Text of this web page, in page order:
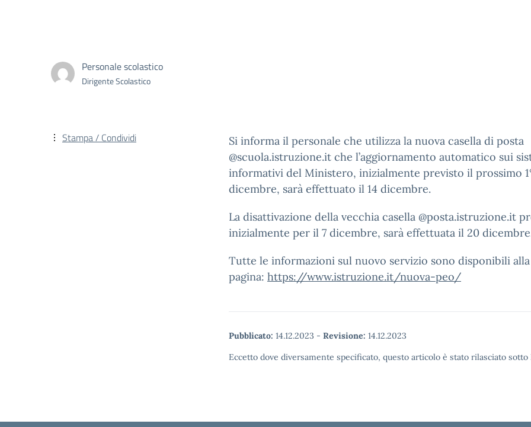
Personale scolastico
Dirigente Scolastico
Si informa il personale che utilizza la nuova casella di posta
@scuola.istruzione.it che l’aggiornamento automatico sui
informativi del Ministero, inizialmente previsto il prossimo
dicembre, sarà effettuato il 14 dicembre.
La disattivazione della vecchia casella @posta.istruzione.it
inizialmente per il 7 dicembre, sarà effettuata il 20
Tutte le informazioni sul nuovo servizio sono disponibili alla
pagina: https://www.istruzione.it/nuova-peo/
Pubblicato: 14.12.2023 - Revisione: 14.12.2023
Eccetto dove diversamente specificato, questo articolo è stato rilasciato
Stampa / Condividi